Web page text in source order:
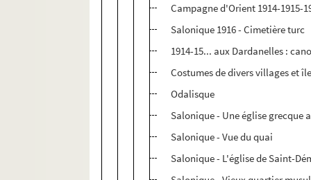
Campagne d'Orient 1914-1915-
Salonique 1916 - Cimetière turc
1914-15... aux Dardanelles :
Costumes de divers villages et
Odalisque
Salonique - Une église grecque
Salonique - Vue du quai
Salonique - L'église de Saint-